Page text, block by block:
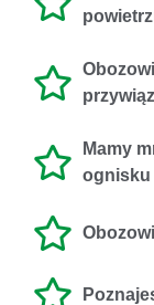
Mamy
ognisku